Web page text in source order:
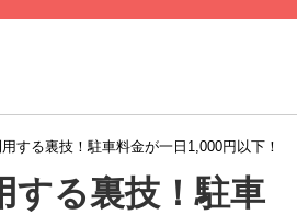
する裏技！駐車料金が一日1,000円以下！
する裏技！駐車